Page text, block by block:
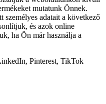
mutatunk Önnek.
adatait a következő
és azok online
ha Ön már használja a
Pinterest, TikTok